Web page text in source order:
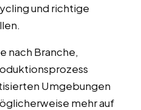
und richtige
nach Branche,
Umgebungen
mehr auf